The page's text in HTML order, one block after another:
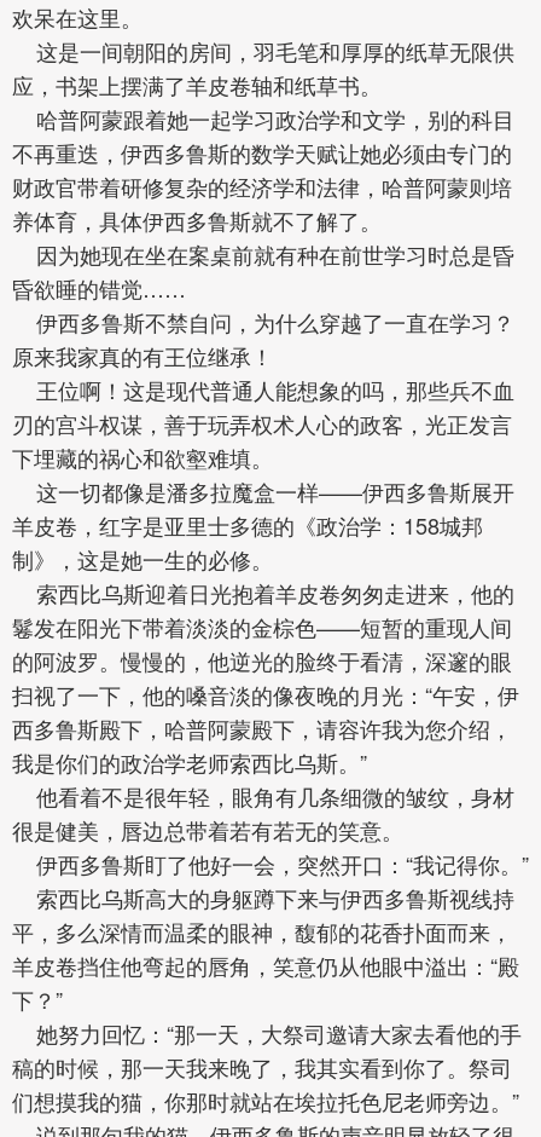
欢呆在这里。
这是一间朝阳的房间，羽毛笔和厚厚的纸草无限供
应，书架上摆满了羊皮卷轴和纸草书。
哈普阿蒙跟着她一起学习政治学和文学，别的科目
不再重迭，伊西多鲁斯的数学天赋让她必须由专门的
财政官带着研修复杂的经济学和法律，哈普阿蒙则培
养体育，具体伊西多鲁斯就不了解了。
因为她现在坐在案桌前就有种在前世学习时总是昏
昏欲睡的错觉……
伊西多鲁斯不禁自问，为什么穿越了一直在学习？
原来我家真的有王位继承！
王位啊！这是现代普通人能想象的吗，那些兵不血
刃的宫斗权谋，善于玩弄权术人心的政客，光正发言
下埋藏的祸心和欲壑难填。
这一切都像是潘多拉魔盒一样——伊西多鲁斯展开
羊皮卷，红字是亚里士多德的《政治学：158城邦
制》，这是她一生的必修。
索西比乌斯迎着日光抱着羊皮卷匆匆走进来，他的
鬈发在阳光下带着淡淡的金棕色——短暂的重现人间
的阿波罗。慢慢的，他逆光的脸终于看清，深邃的眼
扫视了一下，他的嗓音淡的像夜晚的月光：“午安，伊
西多鲁斯殿下，哈普阿蒙殿下，请容许我为您介绍，
我是你们的政治学老师索西比乌斯。”
他看着不是很年轻，眼角有几条细微的皱纹，身材
很是健美，唇边总带着若有若无的笑意。
伊西多鲁斯盯了他好一会，突然开口：“我记得你。”
索西比乌斯高大的身躯蹲下来与伊西多鲁斯视线持
平，多么深情而温柔的眼神，馥郁的花香扑面而来，
羊皮卷挡住他弯起的唇角，笑意仍从他眼中溢出：“殿
下？”
她努力回忆：“那一天，大祭司邀请大家去看他的手
稿的时候，那一天我来晚了，我其实看到你了。祭司
们想摸我的猫，你那时就站在埃拉托色尼老师旁边。”